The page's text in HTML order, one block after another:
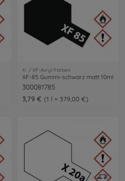
X- / XF-Acryl-Farben
XF-85 Gummi-schwarz matt 10ml
300081785
3,79 €
1 l = 379,00 €